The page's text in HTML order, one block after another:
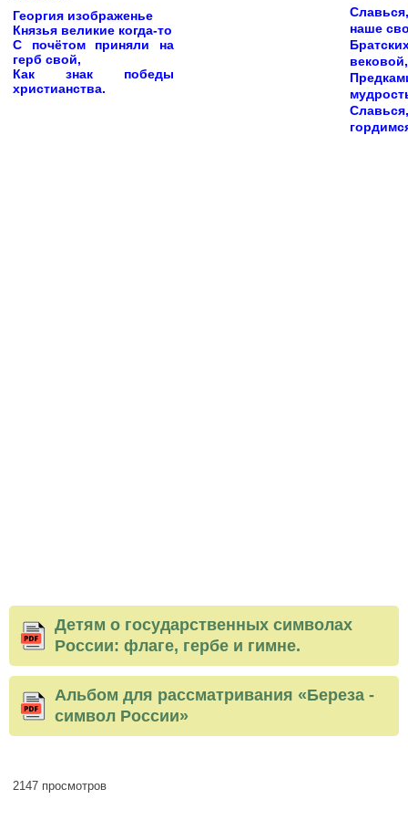
Георгия изображенье
Князья великие когда-то
С почётом приняли на
герб свой,
Как знак победы
христианства.
наше
вековой,
Детям о государственных символах
России: флаге, гербе и гимне.
Альбом для рассматривания «Береза -
символ России»
2147 просмотров